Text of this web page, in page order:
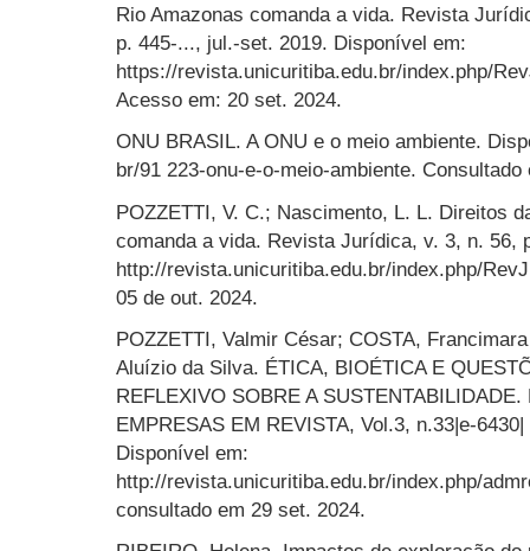
Rio Amazonas comanda a vida. Revista
p. 445-..., jul.-set. 2019. Disponível em:
https://revista.unicuritiba.edu.br/index.php/
Acesso em: 20 set. 2024.
ONU BRASIL. A ONU e o meio ambiente.
br/91 223-onu-e-o-meio-ambiente.
POZZETTI, V. C.; Nascimento, L. L. Direitos
comanda a vida. Revista Jurídica, v. 3, n. 56,
http://revista.unicuritiba.edu.br/index.php/
05 de out. 2024.
POZZETTI, Valmir César; COSTA,
Aluízio da Silva. ÉTICA, BIOÉTICA E
REFLEXIVO SOBRE A
EMPRESAS EM REVISTA, Vol.3, n.33|e-
Disponível em:
http://revista.unicuritiba.edu.br/index.php/
consultado em 29 set. 2024.